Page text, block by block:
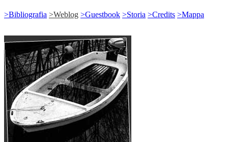
>Bibliografia >Weblog >Guestbook >Storia >Credits >Mappa